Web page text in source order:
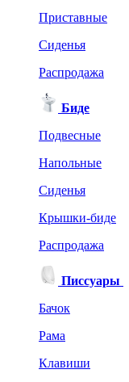
Приставные
Сиденья
Распродажа
Биде
Подвесные
Напольные
Сиденья
Крышки-биде
Распродажа
Писсуары
Бачок
Рама
Клавиши